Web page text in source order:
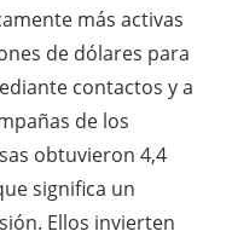
más activas
de dólares para
contactos y a
de los
obtuvieron 4,4
significa un
Ellos invierten